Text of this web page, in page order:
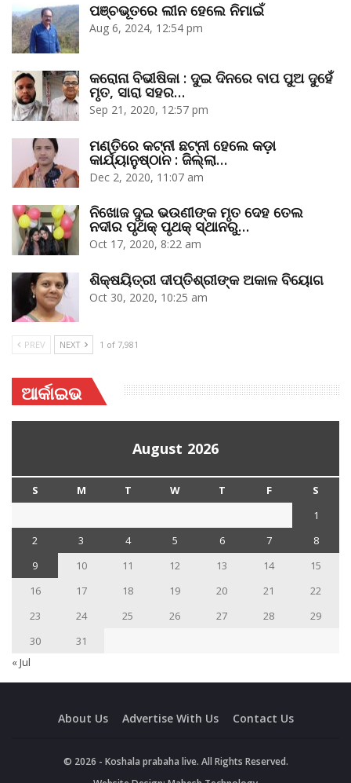
ପଞ୍ଚଭୂତରେ ଲୀନ ହେଲେ ନିମାଇଁ
Aug 6, 2024, 12:54 pm
କରୋନା ବିଭୀଷିକା : ଦୁଇ ଦିନରେ ବାପ ପୁଅ ଦୁହେଁ
ମୃତ, ସାରା ସହର…
Sep 21, 2020, 12:57 pm
ମଣ୍ତିରେ କଟ୍‌ନୀ ଛଟ୍‌ନୀ ହେଲେ କଡ଼ା
କାର୍ଯ୍ୟାନୁଷ୍ଠାନ : ଜିଲ୍ଲା…
Dec 2, 2020, 11:07 am
ନିଖୋଜ ଦୁଇ ଭଉଣୀଙ୍କ ମୃତ ଦେହ ତେଲ
ନଦୀର ପୃଥକ୍‌ ପୃଥକ୍‌ ସ୍ଥାନରୁ…
Oct 17, 2020, 8:22 am
ଶିକ୍ଷୟିତ୍ରୀ ଦୀପ୍ତିଶ୍ରୀଙ୍କ ଅକାଳ ବିୟୋଗ
Oct 30, 2020, 10:25 am
PREV NEXT 1 of 7,981
ଆର୍କାଇଭ
August 2026
S M T W T F
S
1
2
3 4 5 6 7
8
9
10 11 12 13 14
15
16
17 18 19 20 21
22
23
24 25 26 27 28
29
30
31
« Jul
About Us Advertise With Us Contact Us
© 2026 - Koshala prabaha live. All Rights Reserved.